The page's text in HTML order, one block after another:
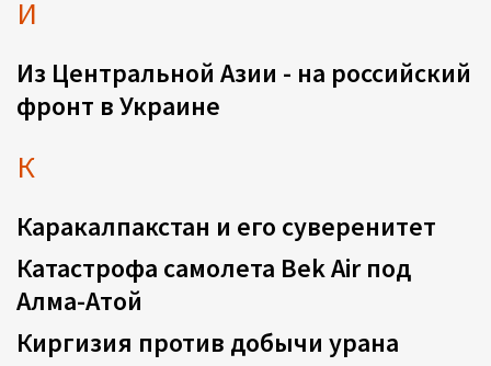
И
Из Центральной Азии - на российский
фронт в Украине
К
Каракалпакстан и его суверенитет
Катастрофа самолета Bek Air под
Алма-Атой
Киргизия против добычи урана